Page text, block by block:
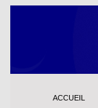
ACCUEIL